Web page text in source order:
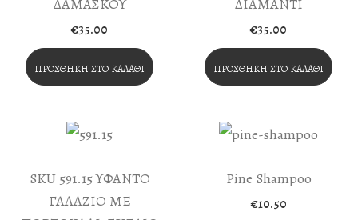
ΔΑΜΑΣΚΟΥ
€35.00
ΠΡΟΣΘΉΚΗ ΣΤΟ ΚΑΛΆΘΙ
ΔΙΑΜΑΝΤΙ
€35.00
ΠΡΟΣΘΉΚΗ ΣΤΟ ΚΑΛΆΘΙ
SKU 591.15 ΥΦΑΝΤΟ
ΓΑΛΑΖΙΟ ΜΕ
Pine Shampoo
€10.50